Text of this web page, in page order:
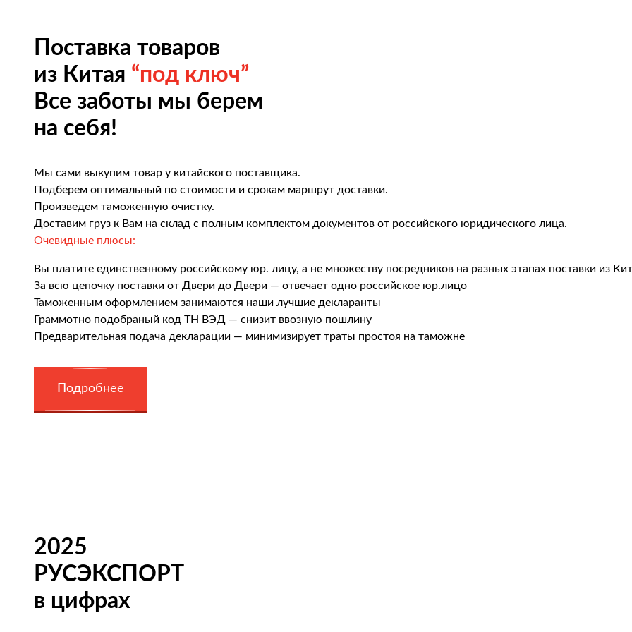
Поставка товаров
из Китая “под ключ”
Все заботы мы берем
на себя!
Мы сами выкупим товар у китайского поставщика.
Подберем оптимальный по стоимости и срокам маршрут доставки.
Произведем таможенную очистку.
Доставим груз к Вам на склад с полным комплектом документов от российского юридического лица.
Очевидные плюсы:
Вы платите единственному российскому юр. лицу, а не множеству посредников на разных этапах поставки из
За всю цепочку поставки от Двери до Двери — отвечает одно российское юр.лицо
Таможенным оформлением занимаются наши лучшие декларанты
Граммотно подобраный код ТН ВЭД — снизит ввозную пошлину
Предварительная подача декларации — минимизирует траты простоя на таможне
Подробнее
2025
РУСЭКСПОРТ
в цифрах